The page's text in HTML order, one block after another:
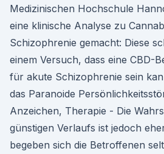
Medizinischen Hochschule
eine klinische Analyse zu
Schizophrenie gemacht: Diese
einem Versuch, dass eine CBD-
für akute Schizophrenie sein
das Paranoide
Anzeichen, Therapie - Die
günstigen Verlaufs ist jedoch
begeben sich die Betroffenen